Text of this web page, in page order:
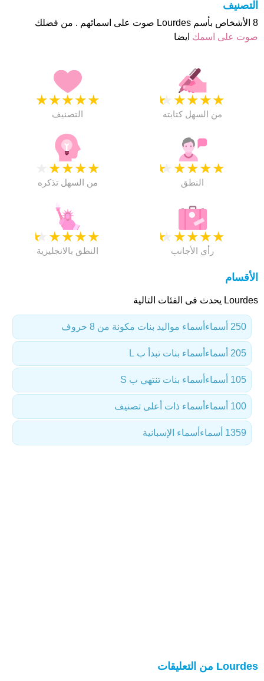
التصنيف
8 الأشخاص بأسم Lourdes صوت على اسمائهم . من فضلك
صوت على اسمك ايضا
★
★
★
★
★
التصنيف
★
★
★
★
★
من السهل كتابته
★
★
★
★
من السهل تذكره
★
★
★
★
★
النطق
★
★
★
★
★
النطق بالانجليزية
★
★
★
★
★
رأي الأجانب
الأقسام
Lourdes يحدث فى الفئات التالية
أسماء مواليد بنات مكونة من 8 حروف 250 أسماء
أسماء بنات تبدأ ب L 205 أسماء
أسماء بنات تنتهي ب S 105 أسماء
أسماء ذات أعلى تصنيف 100 أسماء
أسماء الإسبانية 1359 أسماء
Lourdes من التعليقات